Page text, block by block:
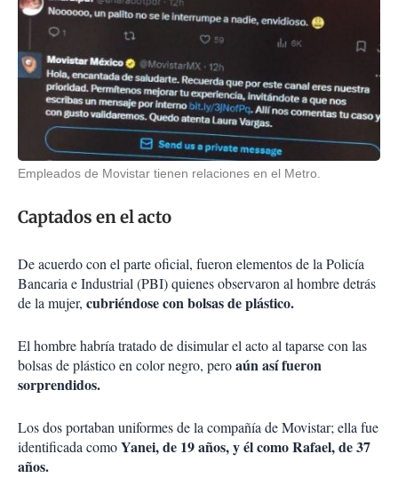
Empleados de Movistar tienen relaciones en el Metro.
Captados en el acto
De acuerdo con el parte oficial, fueron elementos de la Policía
Bancaria e Industrial (PBI) quienes observaron al hombre detrás
de la mujer, cubriéndose con bolsas de plástico.
El hombre habría tratado de disimular el acto al taparse con las
bolsas de plástico en color negro, peroaún así fueron
sorprendidos.
Los dos portaban uniformes de la compañía de Movistar; ella fue
identificada comoYanei, de 19 años, y él como Rafael, de 37
años.